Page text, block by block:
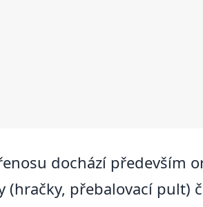
dochází především
přebalovací pult)